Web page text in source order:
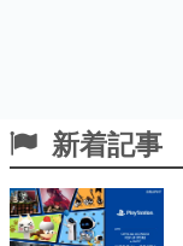
新着記事